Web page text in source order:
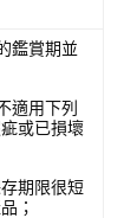
鑑賞期並
適用下列
或已損壞
期限很短
；